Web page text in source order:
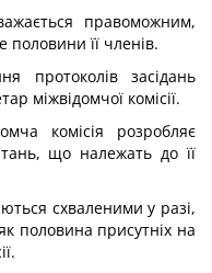
правоможним,
її членів.
протоколів засідань
міжвідомчої комісії.
комісія розробляє
що належать до її
схваленими у разі,
половина присутніх на